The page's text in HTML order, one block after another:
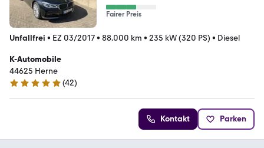
Fairer Preis
Unfallfrei • EZ 03/2017• 88.000 km • 235 kW (320 PS) • Diesel
K-Automobile
44625 Herne
4.9 Sterne
(42)
Kontakt Parken